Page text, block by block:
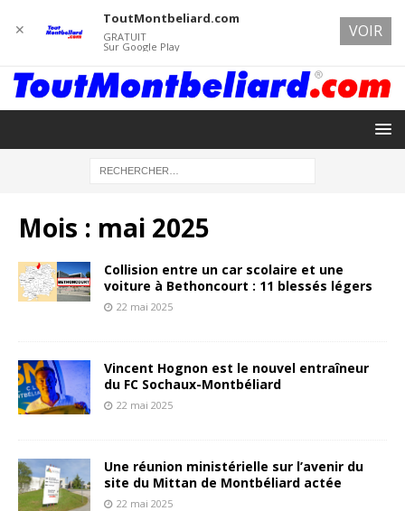
Mois : mai 2025
Collision entre un car scolaire et une
voiture à Bethoncourt : 11 blessés légers
22 mai 2025
Vincent Hognon est le nouvel entraîneur
du FC Sochaux-Montbéliard
22 mai 2025
Une réunion ministérielle sur l’avenir du
site du Mittan de Montbéliard actée
22 mai 2025
✕
ToutMontbeliard.com
GRATUIT
Sur Google Play
VOIR